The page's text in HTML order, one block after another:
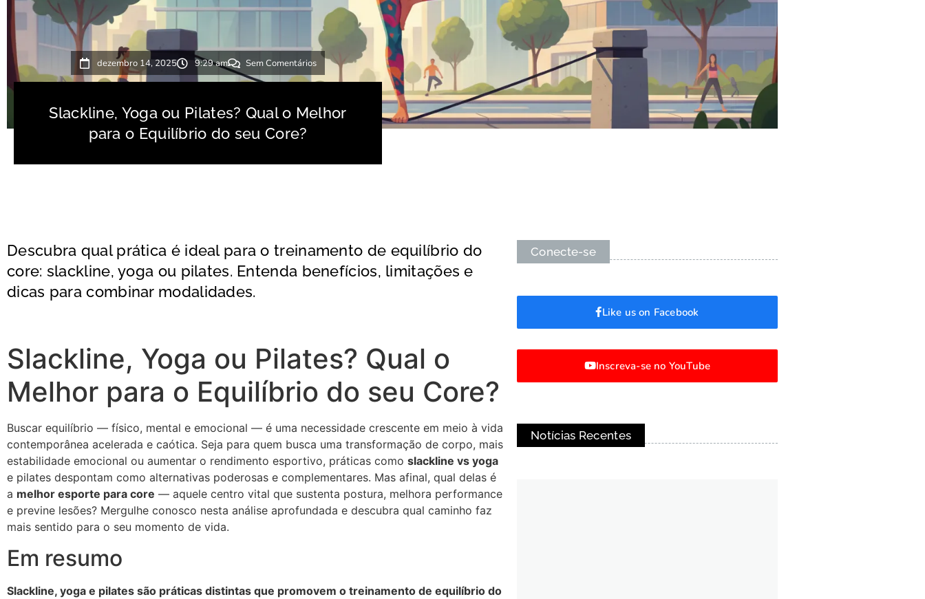
dezembro 14, 2025 9:29 am Sem Comentários
Slackline, Yoga ou Pilates? Qual o Melhor
para o Equilíbrio do seu Core?
Descubra qual prática é ideal para o treinamento de equilíbrio do
core: slackline, yoga ou pilates. Entenda benefícios, limitações e
dicas para combinar modalidades.
Slackline, Yoga ou Pilates? Qual o
Melhor para o Equilíbrio do seu Core?
Buscar equilíbrio — físico, mental e emocional — é uma necessidade crescente em meio à vida
contemporânea acelerada e caótica. Seja para quem busca uma transformação de corpo, mais
estabilidade emocional ou aumentar o rendimento esportivo, práticas como slackline vs yoga
e pilates despontam como alternativas poderosas e complementares. Mas afinal, qual delas é
a melhor esporte para core — aquele centro vital que sustenta postura, melhora performance
e previne lesões? Mergulhe conosco nesta análise aprofundada e descubra qual caminho faz
mais sentido para o seu momento de vida.
Em resumo
Slackline, yoga e pilates são práticas distintas que promovem o treinamento de equilíbrio do
Conecte-se
Like us on Facebook
Inscreva-se no YouTube
Notícias Recentes